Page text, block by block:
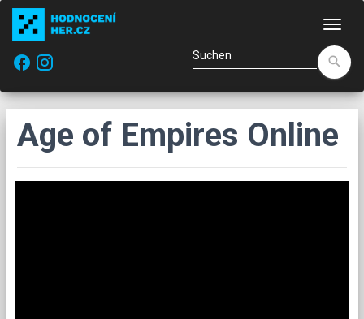
facebook
search
Age of Empires Online